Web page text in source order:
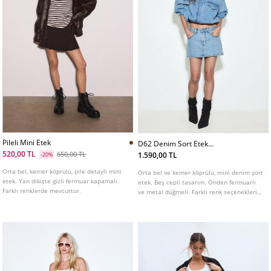
Pileli Mini Etek
520,00 TL
-20% 650,00 TL
Orta bel, kemer köprülü, pile detaylı mini
etek. Yan dikişte gizli fermuar kapamalı.
Farklı renklerde mevcuttur.
D62 Denim Sort Etek
L01283422
1.590,00 TL
Orta bel ve kemer köprülü, mini denim şort
etek. Beş cepli tasarım. Önden fermuarlı
ve metal düğmeli. Farklı renk seçenekleri